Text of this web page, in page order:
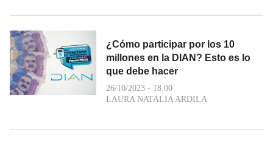
¿Cómo participar por los 10
millones en la DIAN? Esto es lo
que debe hacer
26/10/2023 - 18:00
LAURA NATALIA ARDILA